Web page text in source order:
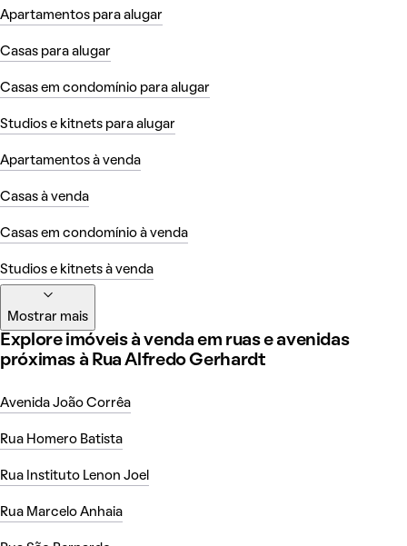
Apartamentos para alugar
Casas para alugar
Casas em condomínio para alugar
Studios e kitnets para alugar
Apartamentos à venda
Casas à venda
Casas em condomínio à venda
Studios e kitnets à venda
Mostrar mais
Explore imóveis à venda em ruas e avenidas
próximas à Rua Alfredo Gerhardt
Avenida João Corrêa
Rua Homero Batista
Rua Instituto Lenon Joel
Rua Marcelo Anhaia